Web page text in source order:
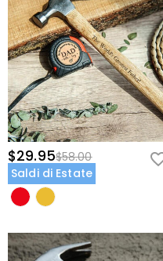
$29.95$58.00
Saldi di Estate